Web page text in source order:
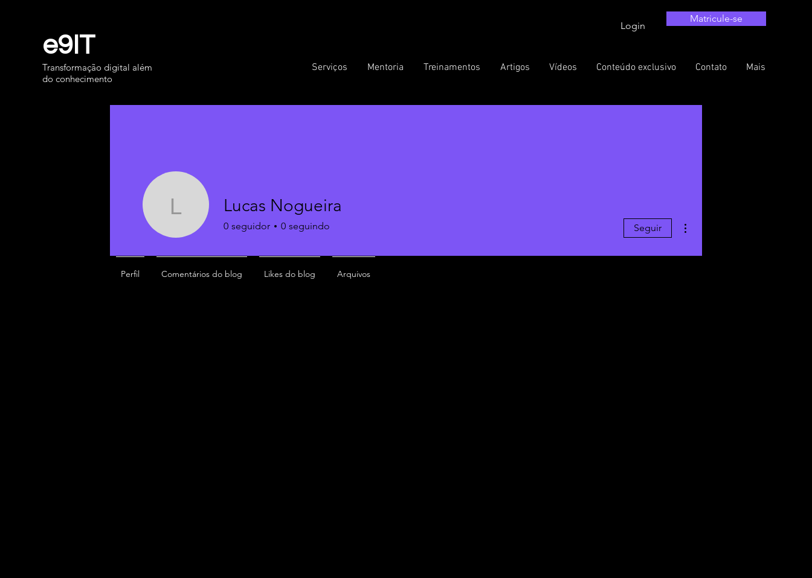
e9IT
Transformação digital além
do conhecimento
Login
Matricule-se
Serviços Mentoria Treinamentos Artigos Vídeos Conteúdo exclusivo Contato Mais
Lucas Nogueira
Lucas Nogueira
0 seguidor 0 seguindo Seguir
Perfil Comentários do blog Likes do blog Arquivos